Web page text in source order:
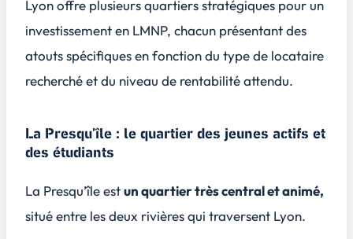
Lyon offre plusieurs quartiers stratégiques pour un
investissement en LMNP, chacun présentant des
atouts spécifiques en fonction du type de locataire
recherché et du niveau de rentabilité attendu.
La Presqu’île : le quartier des jeunes actifs et
des étudiants
La Presqu’île estun quartier très central et animé,
situé entre les deux rivières qui traversent Lyon.